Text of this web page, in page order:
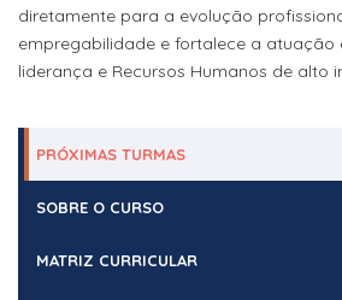
diretamente para a evolução
empregabilidade e fortalece a atuação
liderança e Recursos Humanos de alto
PRÓXIMAS TURMAS
SOBRE O CURSO
MATRIZ CURRICULAR